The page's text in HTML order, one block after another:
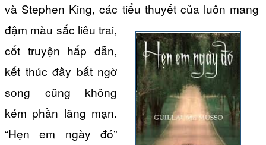
và Stephen King, các tiểu thuyết của luôn mang
đậm màu sắc liêu trai,
cốt truyện hấp dẫn,
kết thúc đầy bất ngờ
song cũng không
kém phần lãng mạn.
“Hẹn em ngày đó”